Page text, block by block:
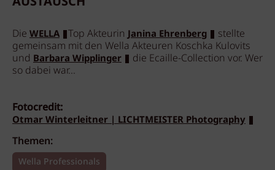
Die WELLA Top AkteurinJanina Ehrenberg
stellte
gemeinsam mit den Wella Akteuren Koschka Kulovits
und Barbara Wipplinger
die Ecaille-Collection vor. Wer
so dabei war...
Fotocredit:
Otmar Winterleitner | LICHTMEISTER Photography
Themen:
Wella Professionals